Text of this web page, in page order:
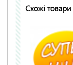
Схожі товари